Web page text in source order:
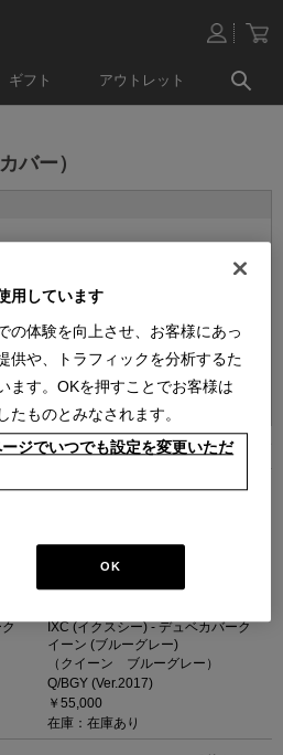
ギフト アウトレット
バー）
2件あります
IXC (イクスシー) - デュベカバーク
イーン (ブルーグレー)
（クイーン ブルーグレー）
Q/BGY (Ver.2017)
￥55,000
在庫：在庫あり
用しています
の体験を向上させ、お客様にあっ
供や、トラフィックを分析するた
ます。OKを押すことでお客様は
たものとみなされます。
ジでいつでも設定を変更いただ
OK